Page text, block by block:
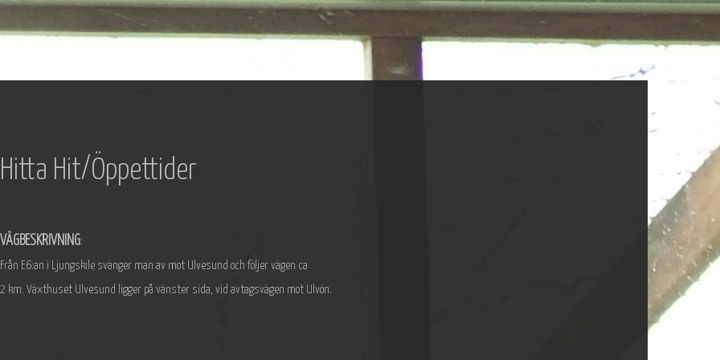
Hitta Hit/Öppettider
VÄGBESKRIVNING:
Från E6:an i Ljungskile svänger man av mot Ulvesund och följer vägen ca
2 km. Växthuset Ulvesund ligger på vänster sida, vid avtagsvägen mot Ulvön.